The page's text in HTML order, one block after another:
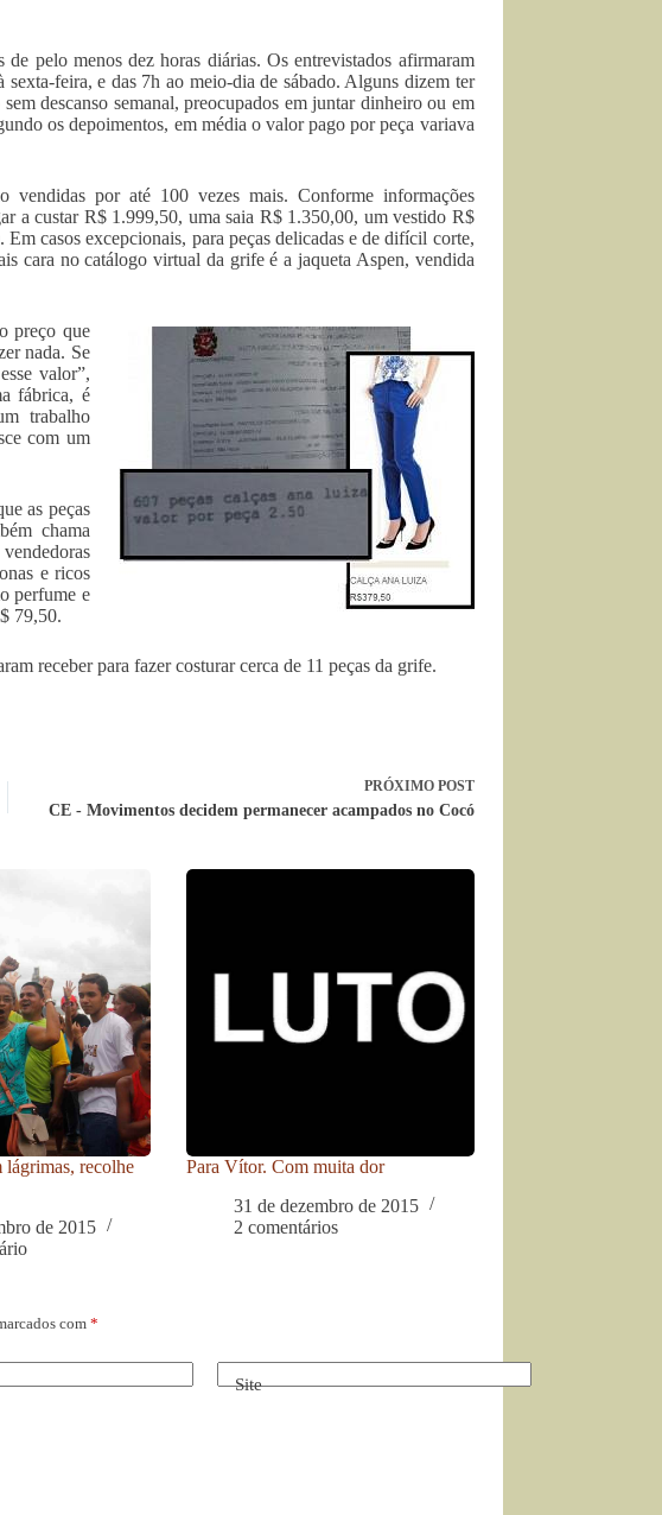
pelo menos dez horas diárias. Os entrevistados afirmaram
feira, e das 7h ao meio-dia de sábado. Alguns dizem ter
descanso semanal, preocupados em juntar dinheiro ou em
os depoimentos, em média o valor pago por peça variava
por até 100 vezes mais. Conforme informações
a custar R$ 1.999,50, uma saia R$ 1.350,00, um vestido R$
casos excepcionais, para peças delicadas e de difícil corte,
cara no catálogo virtual da grife é a jaqueta Aspen, vendida
preço que
nada. Se
valor”,
fábrica, é
trabalho
com um
as peças
chama
e ricos
perfume e
79,50.
receber para fazer costurar cerca de 11 peças da grife.
PRÓXIMO POST
CE - Movimentos decidem permanecer acampados no Cocó
lágrimas, recolhe
de 2015
Para Vítor. Com muita dor
31 de dezembro de 2015
2 comentários
com *
Site